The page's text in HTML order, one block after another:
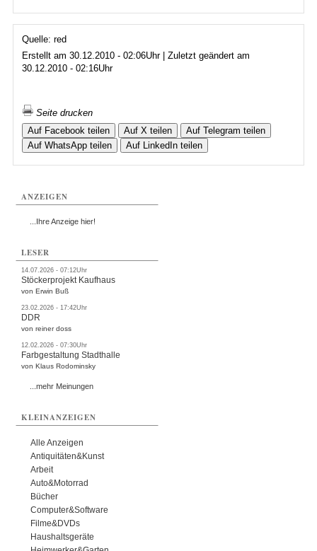
Quelle: red
Erstellt am 30.12.2010 - 02:06Uhr | Zuletzt geändert am
30.12.2010 - 02:16Uhr
Seite drucken
Auf Facebook teilen
Auf X teilen
Auf Telegram teilen
Auf WhatsApp teilen
Auf LinkedIn teilen
ANZEIGEN
...Ihre Anzeige hier!
LESER
14.07.2026 - 07:12Uhr
Stöckerprojekt Kaufhaus
von Erwin Buß
23.02.2026 - 17:42Uhr
DDR
von reiner doss
12.02.2026 - 07:30Uhr
Farbgestaltung Stadthalle
von Klaus Rodominsky
...mehr Meinungen
KLEINANZEIGEN
Alle Anzeigen
Antiquitäten&Kunst
Arbeit
Auto&Motorrad
Bücher
Computer&Software
Filme&DVDs
Haushaltsgeräte